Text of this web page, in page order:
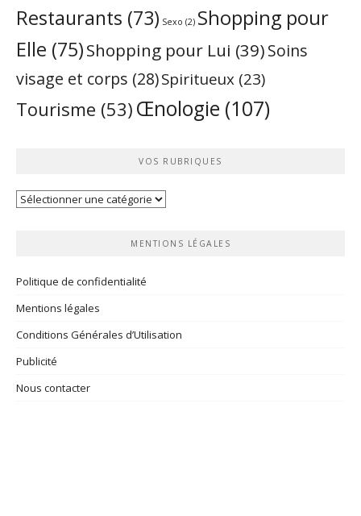
Restaurants (73) Sexo (2) Shopping pour
Elle (75)Shopping pour Lui (39)Soins
visage et corps (28)Spiritueux (23)
Tourisme (53) Œnologie (107)
VOS RUBRIQUES
Vos
MENTIONS LÉGALES
Politique de confidentialité
Mentions légales
Conditions Générales d’Utilisation
Publicité
Nous contacter